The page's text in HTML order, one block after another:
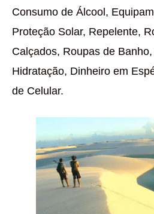
Consumo de Álcool,
Proteção Solar, Repelente,
Calçados, Roupas de
Hidratação, Dinheiro em
de Celular.